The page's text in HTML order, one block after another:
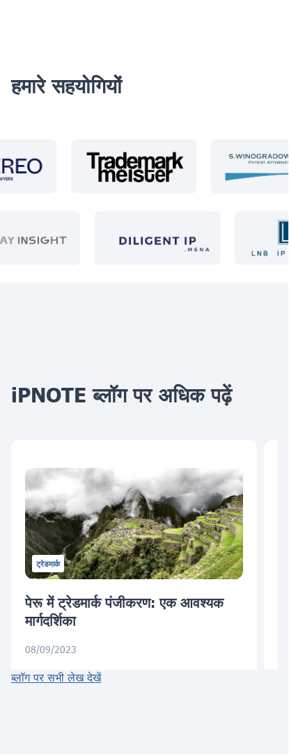
हमारे सहयोगियों
iPNOTE ब्लॉग पर अधिक पढ़ें
ट्रेडमार्क
पेरू में ट्रेडमार्क पंजीकरण: एक आवश्यक
मार्गदर्शिका
08/09/2023
ब्लॉग पर सभी लेख देखें